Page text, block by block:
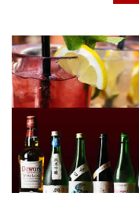
鶏っこはドリン